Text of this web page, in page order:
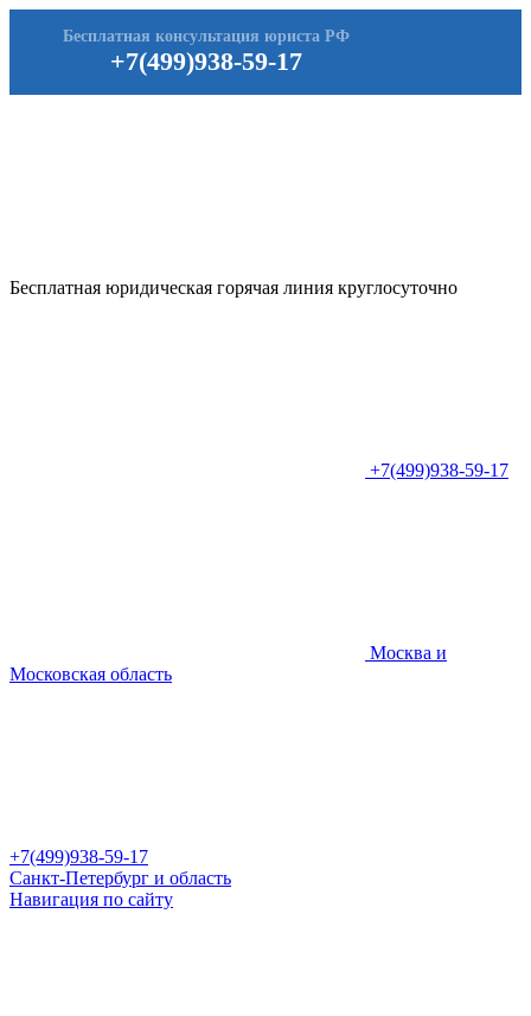
+7(499)938-59-17
Бесплатная консультация юриста РФ
Бесплатная юридическая горячая линия круглосуточно
+7(499)938-59-17
Москва и
Московская область
+7(499)938-59-17
Санкт-Петербург и область
Навигация по сайту